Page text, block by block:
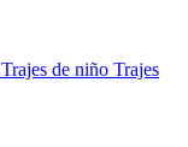
Trajes de niño Trajes